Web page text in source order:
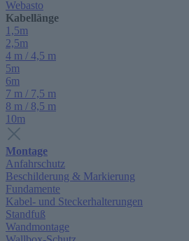
Webasto
Kabellänge
1,5m
2,5m
4 m / 4,5 m
5m
6m
7 m / 7,5 m
8 m / 8,5 m
10m
Montage
Anfahrschutz
Beschilderung & Markierung
Fundamente
Kabel- und Steckerhalterungen
Standfuß
Wandmontage